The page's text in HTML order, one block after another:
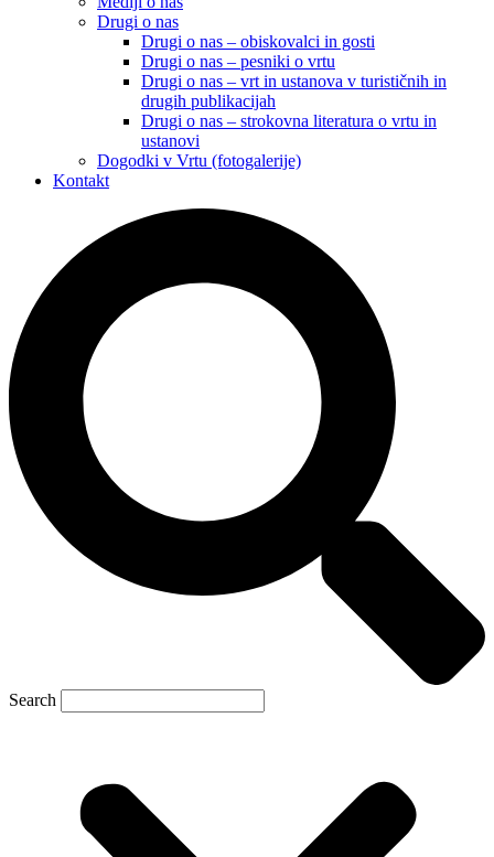
Drugi o nas
Drugi o nas – obiskovalci in gosti
Drugi o nas – pesniki o vrtu
Drugi o nas – vrt in ustanova v turističnih in
drugih publikacijah
Drugi o nas – strokovna literatura o vrtu in
ustanovi
Dogodki v Vrtu (fotogalerije)
Kontakt
Search